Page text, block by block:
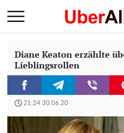
Diane Keaton erzählte
Lieblingsrollen
21:24 30.06.20